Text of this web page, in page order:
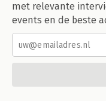
met relevante
events en de beste